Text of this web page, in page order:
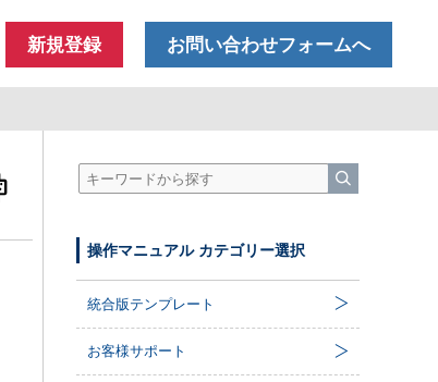
新規登録 お問い合わせフォームへ
操作マニュアル カテゴリー選択
統合版テンプレート
お客様サポート